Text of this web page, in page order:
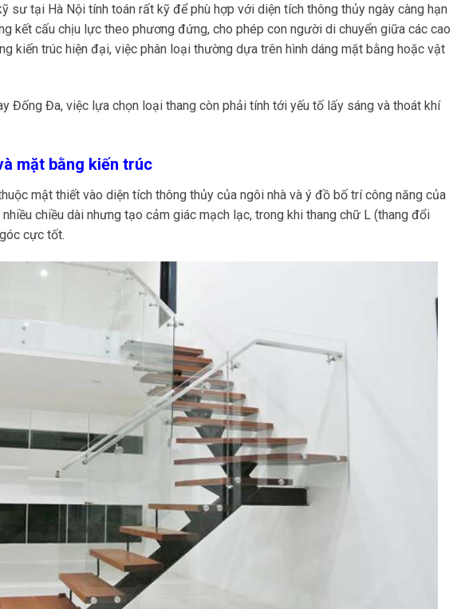
sư tại Hà Nội tính toán rất kỹ để phù hợp với diện tích thông thủy ngày càng hạn
kết cấu chịu lực theo phương đứng, cho phép con người di chuyển giữa các cao
kiến trúc hiện đại, việc phân loại thường dựa trên hình dáng mặt bằng hoặc vật
Đống Đa, việc lựa chọn loại thang còn phải tính tới yếu tố lấy sáng và thoát khí
mặt bằng kiến trúc
mật thiết vào diện tích thông thủy của ngôi nhà và ý đồ bố trí công năng của
chiều dài nhưng tạo cảm giác mạch lạc, trong khi thang chữ L (thang đổi
cực tốt.